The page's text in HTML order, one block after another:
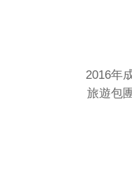
2016年
旅遊包